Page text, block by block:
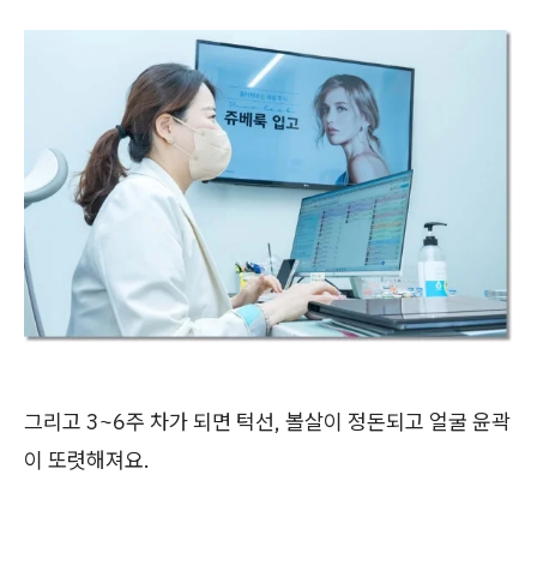
그리고 3~6주 차가 되면 턱선, 볼살이 정돈되고 얼굴 윤곽
이 또렷해져요.